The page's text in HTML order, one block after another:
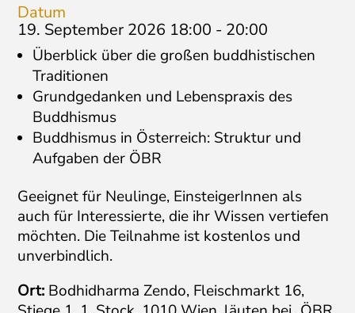
Datum
19. September 2026 18:00 - 20:00
Überblick über die großen buddhistischen
Traditionen
Grundgedanken und Lebenspraxis des
Buddhismus
Buddhismus in Österreich: Struktur und
Aufgaben der ÖBR
Geeignet für Neulinge, EinsteigerInnen als
auch für Interessierte, die ihr Wissen vertiefen
möchten. Die Teilnahme ist kostenlos und
unverbindlich.
Ort: Bodhidharma Zendo, Fleischmarkt 16,